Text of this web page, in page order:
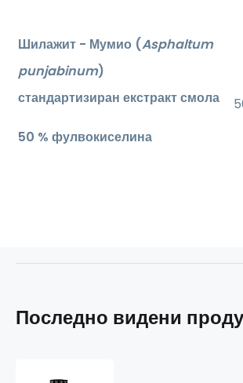
Шилажит - Мумио (Asphaltum
punjabinum)
стандартизиран екстрактсмола
50 % фулвокиселина
Последно видени